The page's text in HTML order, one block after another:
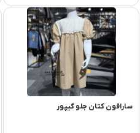
سارافون کتان جلو گیپور